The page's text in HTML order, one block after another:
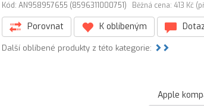
Kód: AN958957655 (8596311000751) Běžná cena: 413 Kč
Porovnat K oblíbeným
Další oblíbené produkty z této kategorie:
Apple